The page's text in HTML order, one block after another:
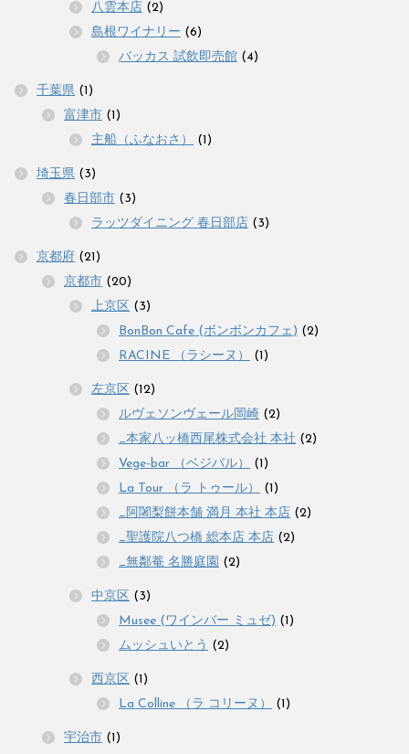
八雲本店 (2)
島根ワイナリー (6)
バッカス 試飲即売館 (4)
千葉県 (1)
富津市 (1)
主船（ふなおさ）
(1)
埼玉県 (3)
春日部市 (3)
ラッツダイニング 春日部店 (3)
京都府 (21)
京都市 (20)
上京区 (3)
BonBon Cafe (ボンボンカフェ) (2)
RACINE （ラシーヌ）
(1)
左京区 (12)
ルヴェソンヴェール岡崎 (2)
_本家八ッ橋西尾株式会社 本社 (2)
Vege-bar （ベジバル）
(1)
La Tour （ラ トゥール）
(1)
_阿闍梨餅本舗 満月 本社 本店 (2)
_聖護院八つ橋 総本店 本店 (2)
_無鄰菴 名勝庭園 (2)
中京区 (3)
Musee (ワインバー ミュゼ) (1)
ムッシュいとう (2)
西京区 (1)
La Colline （ラ コリーヌ）
(1)
宇治市 (1)